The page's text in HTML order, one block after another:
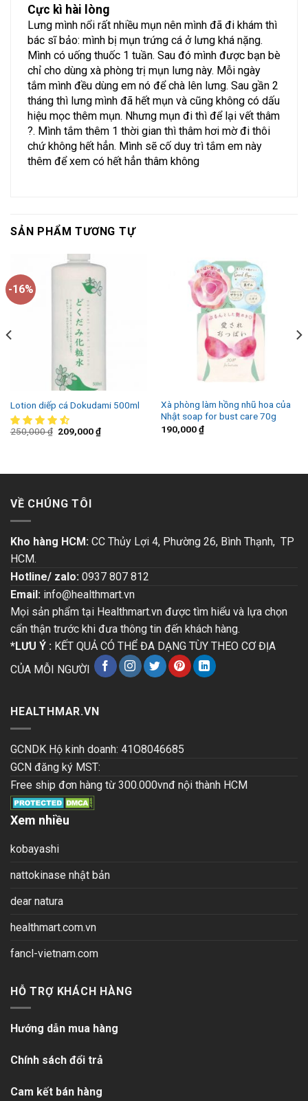
Cực kì hài lòng
Lưng mình nổi rất nhiều mụn nên mình đã đi khám thì
bác sĩ bảo: mình bị mụn trứng cá ở lưng khá nặng.
Mình có uống thuốc 1 tuần. Sau đó mình được bạn bè
chỉ cho dùng xà phòng trị mụn lưng này. Mỗi ngày
tắm mình đều dùng em nó để chà lên lưng. Sau gần 2
tháng thì lưng mình đã hết mụn và cũng không có dấu
hiệu mọc thêm mụn. Nhưng mụn đi thì để lại vết thâm
?. Mình tắm thêm 1 thời gian thì thâm hơi mờ đi thôi
chứ không hết hẳn. Mình sẽ cố duy trì tắm em này
thêm để xem có hết hẳn thâm không
SẢN PHẨM TƯƠNG TỰ
-16%
Lotion diếp cá Dokudami 500ml
250,000₫ 209,000₫
Xà phòng làm hồng nhũ hoa của
Nhật soap for bust care 70g
190,000₫
VỀ CHÚNG TÔI
Kho hàng HCM: CC Thủy Lợi 4, Phường 26, Bình Thạnh, TP
HCM.
Hotline/ zalo: 0937 807 812
Email: info@healthmart.vn
Mọi sản phẩm tại Healthmart.vn được tìm hiểu và lựa chọn
cẩn thận trước khi đưa thông tin đến khách hàng.
*LƯU Ý : KẾT QUẢ CÓ THỂ ĐA DẠNG TÙY THEO CƠ ĐỊA
CỦA MỖI NGƯỜI
HEALTHMAR.VN
GCNDK Hộ kinh doanh: 41O8046685
GCN đăng ký MST:
Free ship đơn hàng từ 300.000vnđ nội thành HCM
Xem nhiều
kobayashi
nattokinase nhật bản
dear natura
healthmart.com.vn
fancl-vietnam.com
HỖ TRỢ KHÁCH HÀNG
Hướng dẫn mua hàng
Chính sách đổi trả
Cam kết bán hàng